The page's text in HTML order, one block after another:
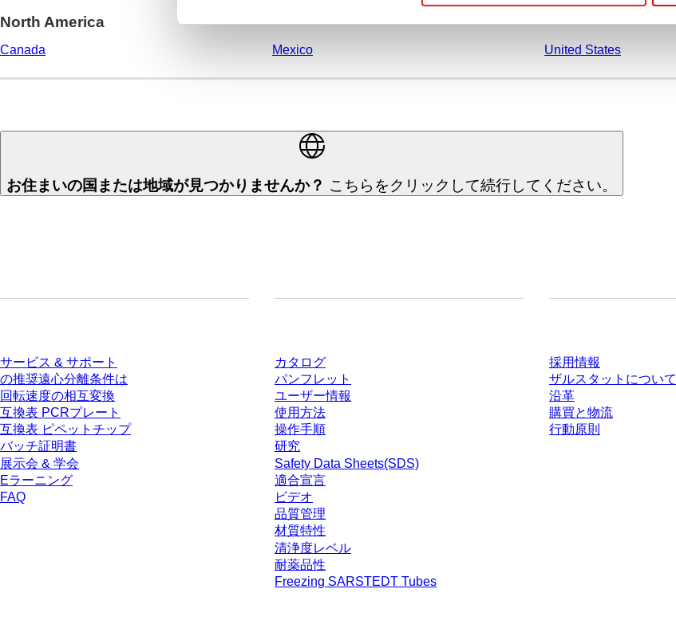
North America
Canada Mexico United States
お住まいの国または地域が見つかりませんか？ こちらをクリックして続行してください。
サービス & サポート
の推奨遠心分離条件は
回転速度の相互変換
互換表 PCRプレート
互換表 ピペットチップ
バッチ証明書
展示会 & 学会
Eラーニング
FAQ
カタログ
パンフレット
ユーザー情報
使用方法
操作手順
研究
Safety Data Sheets(SDS)
適合宣言
ビデオ
品質管理
材質特性
清浄度レベル
耐薬品性
Freezing SARSTEDT Tubes
採用情報
ザルスタットについて
沿革
購買と物流
行動原則